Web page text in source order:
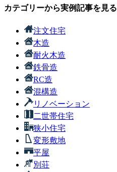
カテゴリーから実例記事を見る
注文住宅
木造
耐火木造
鉄骨造
RC造
混構造
リノベーション
二世帯住宅
狭小住宅
変形敷地
平屋
別荘